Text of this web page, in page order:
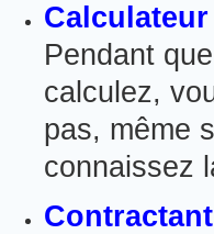
Calculateur
Pendant
calculez,
pas, même
connaissez
Contractant